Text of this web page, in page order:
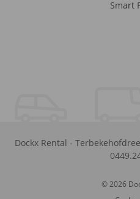
Smart
Dockx Rental -
© 2026